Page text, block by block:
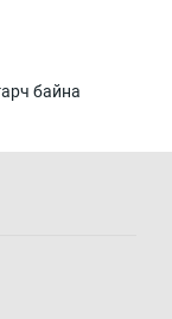
байна